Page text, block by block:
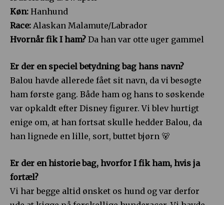
Køn: Hanhund
Race: Alaskan Malamute/Labrador
Hvornår fik I ham? Da han var otte uger gammel
Er der en speciel betydning bag hans navn?
Balou havde allerede fået sit navn, da vi besøgte
ham første gang. Både ham og hans to søskende
var opkaldt efter Disney figurer. Vi blev hurtigt
enige om, at han fortsat skulle hedder Balou, da
han lignede en lille, sort, buttet bjørn 🐻
Er der en historie bag, hvorfor I fik ham, hvis ja
fortæl?
Vi har begge altid ønsket os hund og var derfor